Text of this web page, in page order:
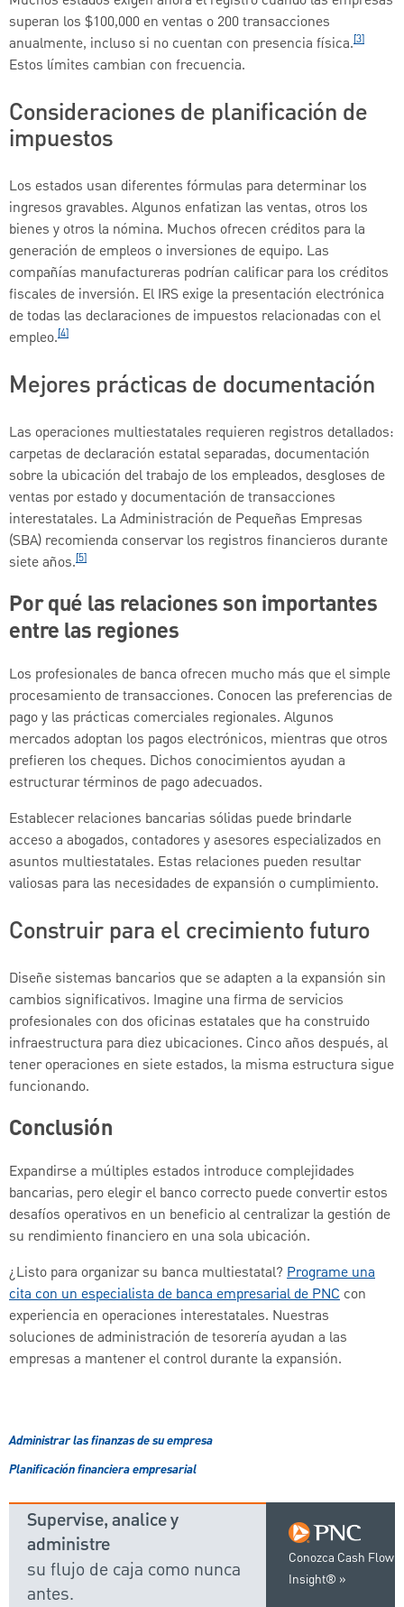
superan los $100,000 en ventas o 200 transacciones
anualmente, incluso si no cuentan con presencia física.[3]
Estos límites cambian con frecuencia.
Consideraciones de planificación de
impuestos
Los estados usan diferentes fórmulas para determinar los
ingresos gravables. Algunos enfatizan las ventas, otros los
bienes y otros la nómina. Muchos ofrecen créditos para la
generación de empleos o inversiones de equipo. Las
compañías manufactureras podrían calificar para los créditos
fiscales de inversión. El IRS exige la presentación electrónica
de todas las declaraciones de impuestos relacionadas con el
empleo.[4]
Mejores prácticas de documentación
Las operaciones multiestatales requieren registros detallados:
carpetas de declaración estatal separadas, documentación
sobre la ubicación del trabajo de los empleados, desgloses de
ventas por estado y documentación de transacciones
interestatales. La Administración de Pequeñas Empresas
(SBA) recomienda conservar los registros financieros durante
siete años.[5]
Por qué las relaciones son importantes
entre las regiones
Los profesionales de banca ofrecen mucho más que el simple
procesamiento de transacciones. Conocen las preferencias de
pago y las prácticas comerciales regionales. Algunos
mercados adoptan los pagos electrónicos, mientras que otros
prefieren los cheques. Dichos conocimientos ayudan a
estructurar términos de pago adecuados.
Establecer relaciones bancarias sólidas puede brindarle
acceso a abogados, contadores y asesores especializados en
asuntos multiestatales. Estas relaciones pueden resultar
valiosas para las necesidades de expansión o cumplimiento.
Construir para el crecimiento futuro
Diseñe sistemas bancarios que se adapten a la expansión sin
cambios significativos. Imagine una firma de servicios
profesionales con dos oficinas estatales que ha construido
infraestructura para diez ubicaciones. Cinco años después, al
tener operaciones en siete estados, la misma estructura sigue
funcionando.
Conclusión
Expandirse a múltiples estados introduce complejidades
bancarias, pero elegir el banco correcto puede convertir estos
desafíos operativos en un beneficio al centralizar la gestión de
su rendimiento financiero en una sola ubicación.
¿Listo para organizar su banca multiestatal? Programe una
cita con un especialista de banca empresarial de PNC con
experiencia en operaciones interestatales. Nuestras
soluciones de administración de tesorería ayudan a las
empresas a mantener el control durante la expansión.
Administrar las finanzas de su empresa
Planificación financiera empresarial
Conozca Cash Flow
Insight®
Supervise, analice y
administre
su flujo de caja como nunca
antes.